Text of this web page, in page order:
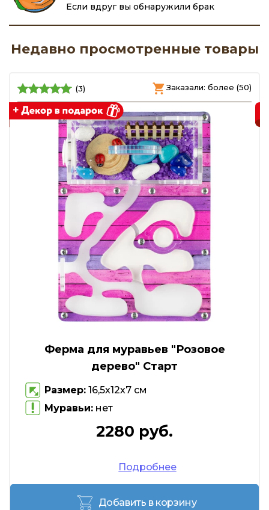
Если вдруг вы обнаружили брак
Недавно просмотренные товары
(3) Заказали: более (50)
Ферма для муравьев "Розовое
дерево" Старт
Размер: 16,5х12х7 см
Муравьи: нет
2280 руб.
Подробнее
Добавить в корзину